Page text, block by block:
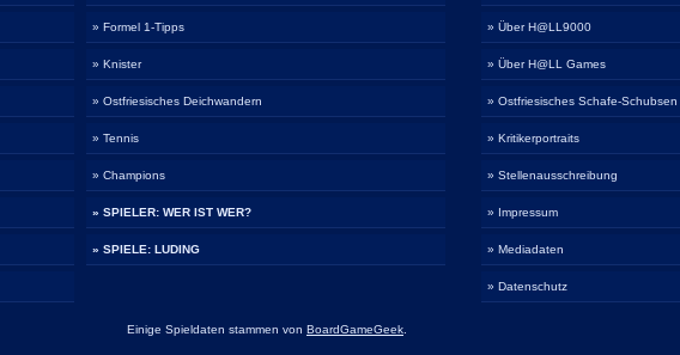
» Formel 1-Tipps
» Knister
» Ostfriesisches Deichwandern
» Tennis
» Champions
» SPIELER: WER IST WER?
» SPIELE: LUDING
» Über H@LL9000
» Über H@LL Games
» Ostfriesisches Schafe-Schubsen
» Kritikerportraits
» Stellenausschreibung
» Impressum
» Mediadaten
» Datenschutz
Einige Spieldaten stammen von BoardGameGeek